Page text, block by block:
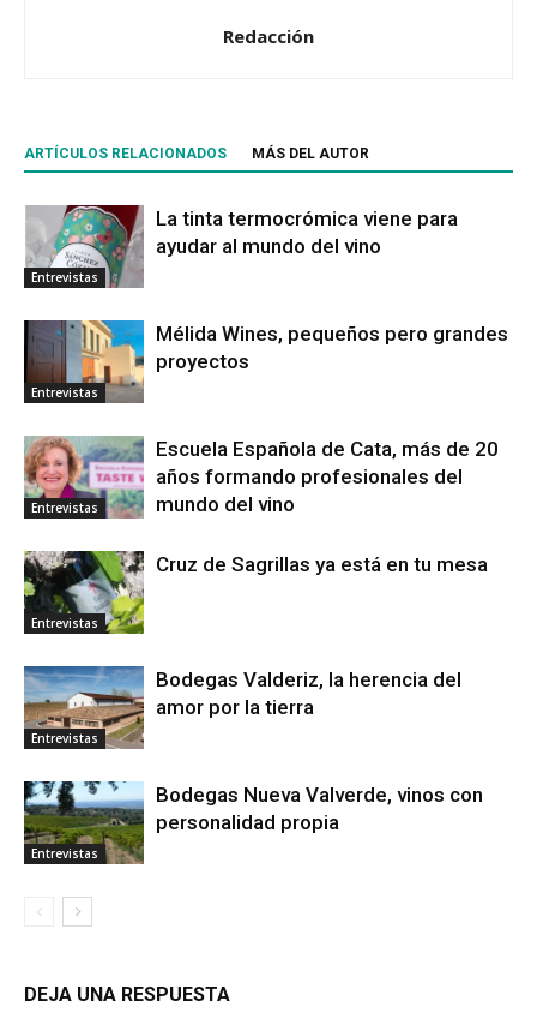
Redacción
ARTÍCULOS RELACIONADOS MÁS DEL AUTOR
Entrevistas
La tinta termocrómica viene para
ayudar al mundo del vino
Entrevistas
Mélida Wines, pequeños pero grandes
proyectos
Entrevistas
Escuela Española de Cata, más de 20
años formando profesionales del
mundo del vino
Entrevistas
Cruz de Sagrillas ya está en tu mesa
Entrevistas
Bodegas Valderiz, la herencia del
amor por la tierra
Entrevistas
Bodegas Nueva Valverde, vinos con
personalidad propia
DEJA UNA RESPUESTA